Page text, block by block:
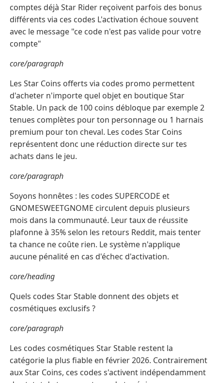
comptes déjà Star Rider reçoivent parfois des bonus
différents via ces codes L'activation échoue souvent
avec le message "ce code n'est pas valide pour votre
compte"
core/paragraph
Les Star Coins offerts via codes promo permettent
d'acheter n'importe quel objet en boutique Star
Stable. Un pack de 100 coins débloque par exemple 2
tenues complètes pour ton personnage ou 1 harnais
premium pour ton cheval. Les codes Star Coins
représentent donc une réduction directe sur tes
achats dans le jeu.
core/paragraph
Soyons honnêtes : les codes SUPERCODE et
GNOMESWEETGNOME circulent depuis plusieurs
mois dans la communauté. Leur taux de réussite
plafonne à 35% selon les retours Reddit, mais tenter
ta chance ne coûte rien. Le système n'applique
aucune pénalité en cas d'échec d'activation.
core/heading
Quels codes Star Stable donnent des objets et
cosmétiques exclusifs ?
core/paragraph
Les codes cosmétiques Star Stable restent la
catégorie la plus fiable en février 2026. Contrairement
aux Star Coins, ces codes s'activent indépendamment